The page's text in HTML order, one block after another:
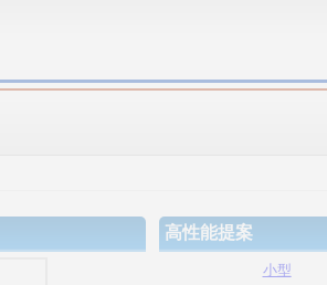
高性能提案
小型